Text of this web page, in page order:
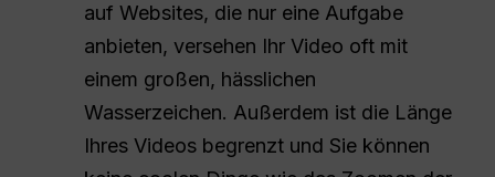
auf Websites, die nur eine Aufgabe
anbieten, versehen Ihr Video oft mit
einem großen, hässlichen
Wasserzeichen. Außerdem ist die Länge
Ihres Videos begrenzt und Sie können